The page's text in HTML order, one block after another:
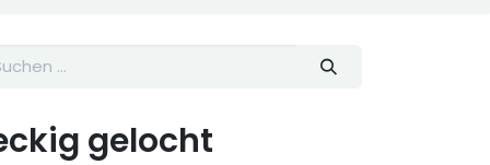
gelocht